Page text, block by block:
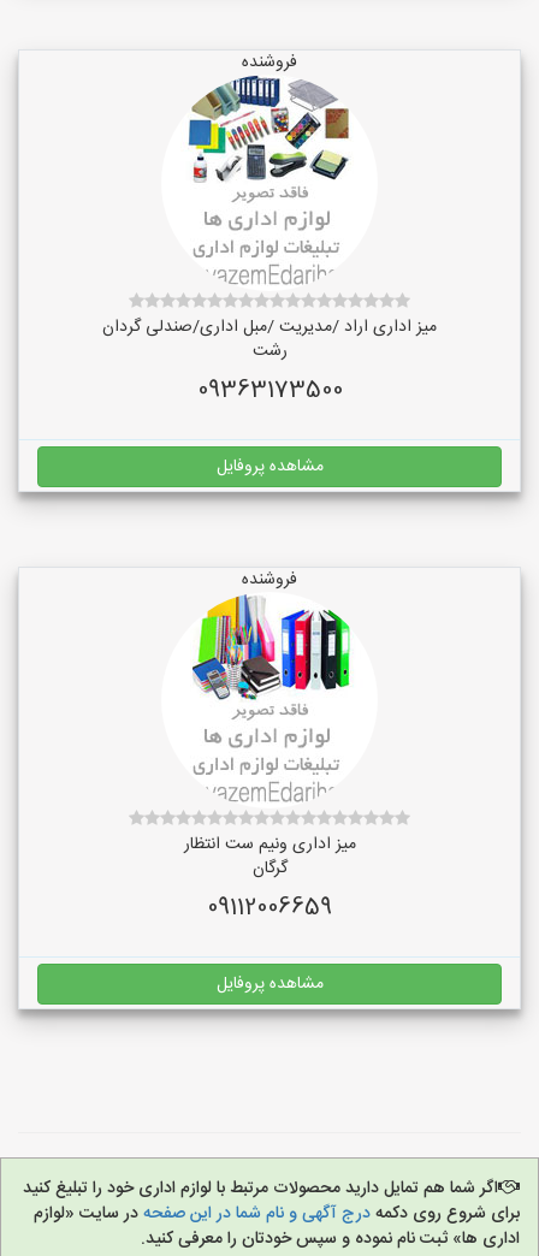
فروشنده
میز اداری اراد /مدیریت /مبل اداری/صندلی گردان
رشت
09363173500
مشاهده پروفایل
فروشنده
میز اداری ونیم ست انتظار
گرگان
09112006659
مشاهده پروفایل
اگر شما هم تمایل دارید محصولات مرتبط با لوازم اداری خود را تبلیغ کنید
برای شروع روی دکمهدرج آگهی و نام شما در این صفحهدر سایت «لوازم
اداری ها» ثبت نام نموده و سپس خودتان را معرفی کنید.